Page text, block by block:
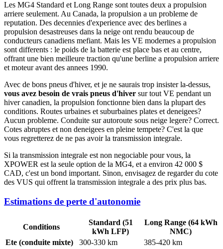
Les MG4 Standard et Long Range sont toutes deux a propulsion
arriere seulement. Au Canada, la propulsion a un probleme de
reputation. Des decennies d'experience avec des berlines a
propulsion desastreuses dans la neige ont rendu beaucoup de
conducteurs canadiens mefiant. Mais les VE modernes a propulsion
sont differents : le poids de la batterie est place bas et au centre,
offrant une bien meilleure traction qu'une berline a propulsion arriere
et moteur avant des annees 1990.
Avec de bons pneus d'hiver, et je ne saurais trop insister la-dessus,
vous avez besoin de vrais pneus d'hiver sur tout VE pendant un
hiver canadien, la propulsion fonctionne bien dans la plupart des
conditions. Routes urbaines et suburbaines plates et deneigees?
Aucun probleme. Conduite sur autoroute sous neige legere? Correct.
Cotes abruptes et non deneigees en pleine tempete? C'est la que
vous regretterez de ne pas avoir la transmission integrale.
Si la transmission integrale est non negociable pour vous, la
XPOWER est la seule option de la MG4, et a environ 42 000 $
CAD, c'est un bond important. Sinon, envisagez de regarder du cote
des VUS qui offrent la transmission integrale a des prix plus bas.
Estimations de perte d'autonomie
Conditions
Standard (51
kWh LFP)
Long Range (64 kWh
NMC)
Ete (conduite mixte)
300-330 km
385-420 km